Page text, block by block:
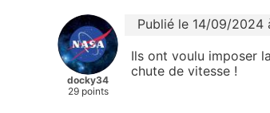
docky34
29 points
Publié le 14/09/2024
Ils ont voulu imposer
chute de vitesse !